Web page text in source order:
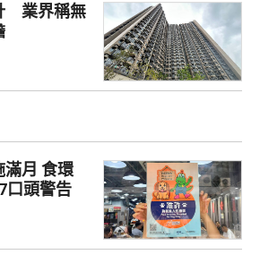
業界稱無
滿月 食環
口頭警告